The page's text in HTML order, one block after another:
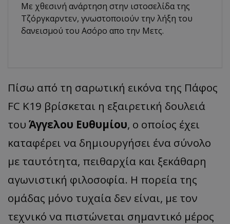
Με χθεσινή ανάρτηση στην ιστοσελίδα της
Τζόργκαρντεν, γνωστοποιούν την λήξη του
δανεισμού του Ασόρο απο την Μετς.
Πίσω από τη σαρωτική εικόνα της Πάφος
FC K19 βρίσκεται η εξαιρετική δουλειά
του Άγγελου Ευθυμίου, ο οποίος έχει
καταφέρει να δημιουργήσει ένα σύνολο
με ταυτότητα, πειθαρχία και ξεκάθαρη
αγωνιστική φιλοσοφία. Η πορεία της
ομάδας μόνο τυχαία δεν είναι, με τον
τεχνικό να πιστώνεται σημαντικό μέρος